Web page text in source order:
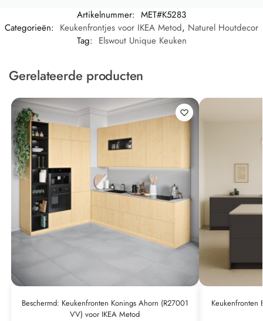
Artikelnummer: MET#K5283
Categorieën: Keukenfrontjes voor IKEA Metod, Naturel Houtdecor
Tag: Elswout Unique Keuken
Gerelateerde producten
Beschermd: Keukenfronten Konings Ahorn (R27001
VV) voor IKEA Metod
Keukenfronten